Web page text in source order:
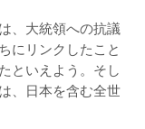
、大統領への抗議
にリンクしたこと
といえよう。そし
、日本を含む全世